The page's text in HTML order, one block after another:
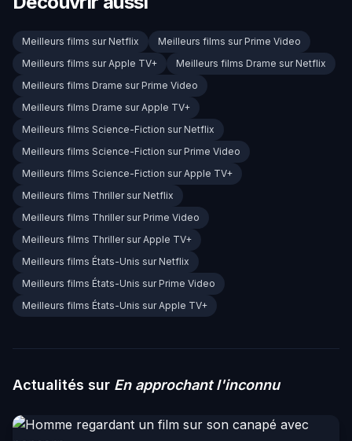
Meilleurs films sur Netflix
Meilleurs films sur Prime Video
Meilleurs films sur Apple TV+
Meilleurs films Drame sur Netflix
Meilleurs films Drame sur Prime Video
Meilleurs films Drame sur Apple TV+
Meilleurs films Science-Fiction sur Netflix
Meilleurs films Science-Fiction sur Prime Video
Meilleurs films Science-Fiction sur Apple TV+
Meilleurs films Thriller sur Netflix
Meilleurs films Thriller sur Prime Video
Meilleurs films Thriller sur Apple TV+
Meilleurs films États-Unis sur Netflix
Meilleurs films États-Unis sur Prime Video
Meilleurs films États-Unis sur Apple TV+
Actualités sur En approchant l'inconnu